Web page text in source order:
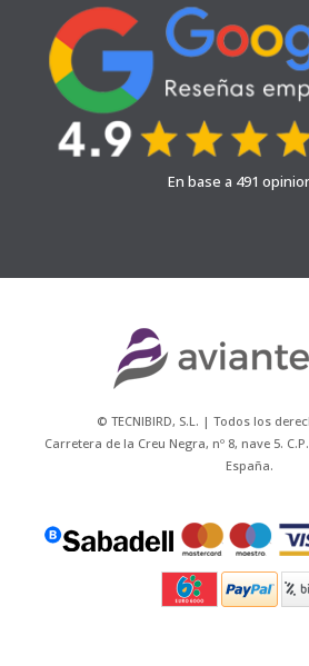
En base a 491
© TECNIBIRD, S.L. | Todos los
Carretera de la Creu Negra, nº 8, nave 5.
España.